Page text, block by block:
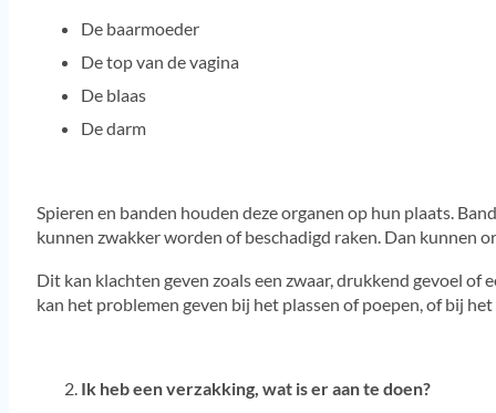
De baarmoeder
De top van de vagina
De blaas
De darm
Spieren en banden houden deze organen op hun plaats.
kunnen zwakker worden of beschadigd raken. Dan kunnen
Dit kan klachten geven zoals een zwaar, drukkend gevoel
kan het problemen geven bij het plassen of poepen, of bij
Ik heb een verzakking, wat is er aan te doen?